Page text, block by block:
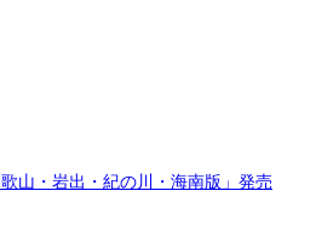
山・岩出・紀の川・海南版」発売